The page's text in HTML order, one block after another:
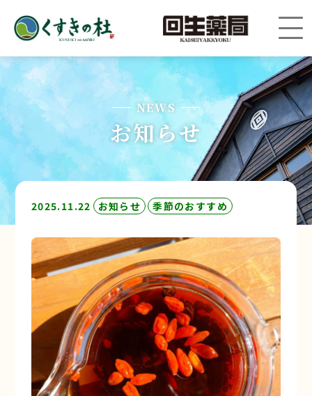
NEWS
お知らせ
2025.11.22 お知らせ 季節のおすすめ